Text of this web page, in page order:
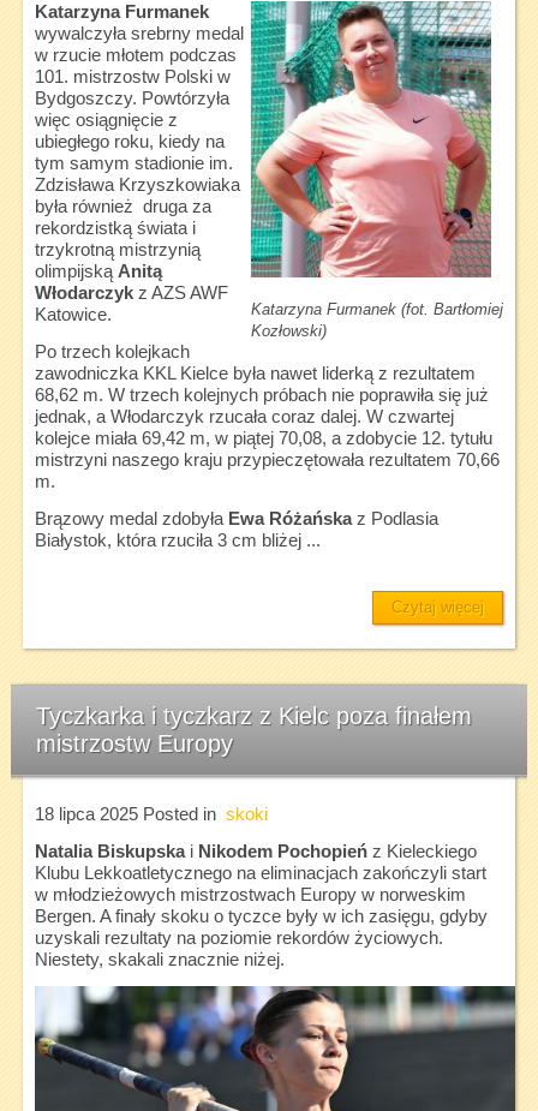
Katarzyna Furmanek (fot. Bartłomiej
Kozłowski)
Katarzyna Furmanek
wywalczyła srebrny medal
w rzucie młotem podczas
101. mistrzostw Polski w
Bydgoszczy. Powtórzyła
więc osiągnięcie z
ubiegłego roku, kiedy na
tym samym stadionie im.
Zdzisława Krzyszkowiaka
była również druga za
rekordzistką świata i
trzykrotną mistrzynią
olimpijską Anitą
Włodarczykz AZS AWF
Katowice.
Po trzech kolejkach
zawodniczka KKL Kielce była nawet liderką z rezultatem
68,62 m. W trzech kolejnych próbach nie poprawiła się już
jednak, a Włodarczyk rzucała coraz dalej. W czwartej
kolejce miała 69,42 m, w piątej 70,08, a zdobycie 12. tytułu
mistrzyni naszego kraju przypieczętowała rezultatem 70,66
m.
Brązowy medal zdobyła Ewa Różańskaz Podlasia
Białystok, która rzuciła 3 cm bliżej ...
Czytaj więcej
Tyczkarka i tyczkarz z Kielc poza finałem
mistrzostw Europy
18 lipca 2025Posted in skoki
Natalia Biskupskai Nikodem Pochopieńz Kieleckiego
Klubu Lekkoatletycznego na eliminacjach zakończyli start
w młodzieżowych mistrzostwach Europy w norweskim
Bergen. A finały skoku o tyczce były w ich zasięgu, gdyby
uzyskali rezultaty na poziomie rekordów życiowych.
Niestety, skakali znacznie niżej.